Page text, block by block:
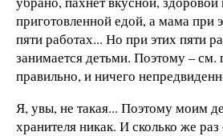
приготовленной едой, а мама при
пяти работах... Но при этих пяти
занимается детьми. Поэтому – см.
правильно, и ничего
Я, увы, не такая... Поэтому моим
хранителя никак. И сколько же